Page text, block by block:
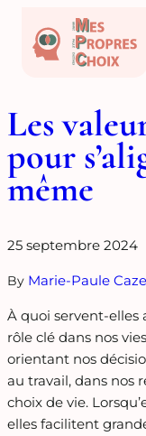
Les
pour
même
25 septembre 2024
By Marie-Paule
À quoi servent-elles
rôle clé dans nos
orientant nos
au travail, dans nos
choix de vie.
elles facilitent